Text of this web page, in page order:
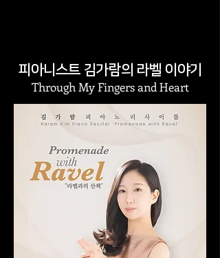
피아니스트 김가람의 라벨 이야기
Through My Fingers and Heart